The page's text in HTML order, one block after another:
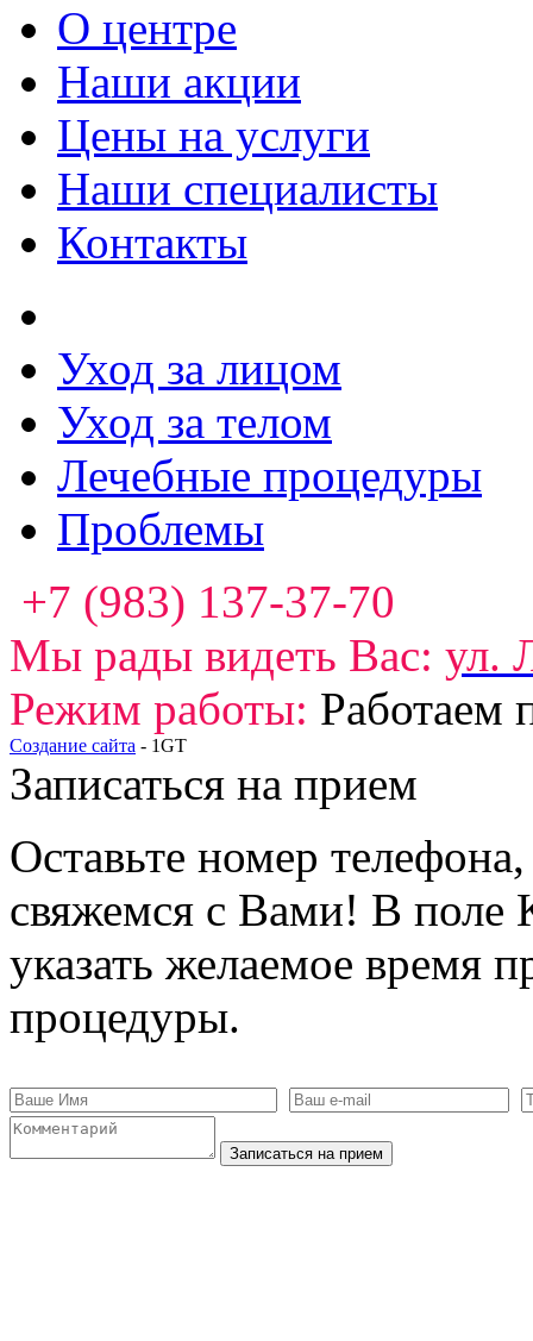
О центре
Наши акции
Цены на услуги
Наши специалисты
Контакты
Уход за лицом
Уход за телом
Лечебные процедуры
Проблемы
+7 (983) 137-37-70
Мы рады видеть Вас: ул.
Режим работы: Работаем
Создание сайта - 1GT
Записаться на прием
Оставьте номер
свяжемся с Вами! В
указать желаемое время
процедуры.